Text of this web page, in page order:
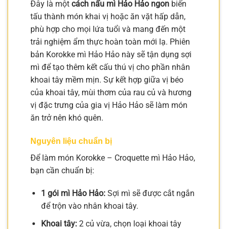
Đây là một cách nấu mì Hảo Hảo ngon biến
tấu thành món khai vị hoặc ăn vặt hấp dẫn,
phù hợp cho mọi lứa tuổi và mang đến một
trải nghiệm ẩm thực hoàn toàn mới lạ. Phiên
bản Korokke mì Hảo Hảo này sẽ tận dụng sợi
mì để tạo thêm kết cấu thú vị cho phần nhân
khoai tây mềm mịn. Sự kết hợp giữa vị béo
của khoai tây, mùi thơm của rau củ và hương
vị đặc trưng của gia vị Hảo Hảo sẽ làm món
ăn trở nên khó quên.
Nguyên liệu chuẩn bị
Để làm món Korokke – Croquette mì Hảo Hảo,
bạn cần chuẩn bị:
1 gói mì Hảo Hảo:Sợi mì sẽ được cắt ngắn
để trộn vào nhân khoai tây.
Khoai tây:2 củ vừa, chọn loại khoai tây